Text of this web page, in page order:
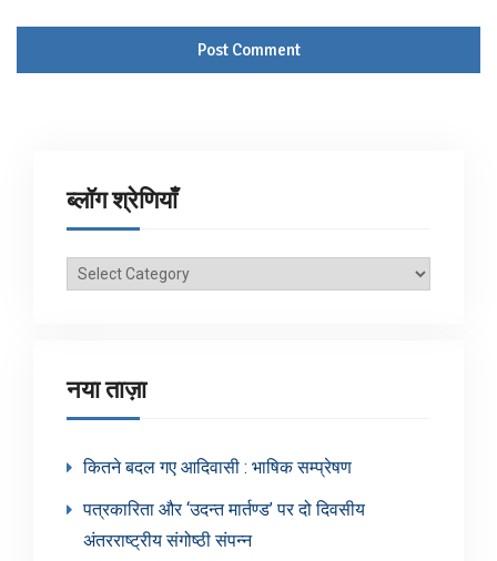
ब्लॉग श्रेणियाँ
ब्लॉग
नया ताज़ा
कितने बदल गए आदिवासी : भाषिक सम्प्रेषण
पत्रकारिता और ‘उदन्त मार्तण्ड’ पर दो दिवसीय
अंतरराष्ट्रीय संगोष्ठी संपन्न